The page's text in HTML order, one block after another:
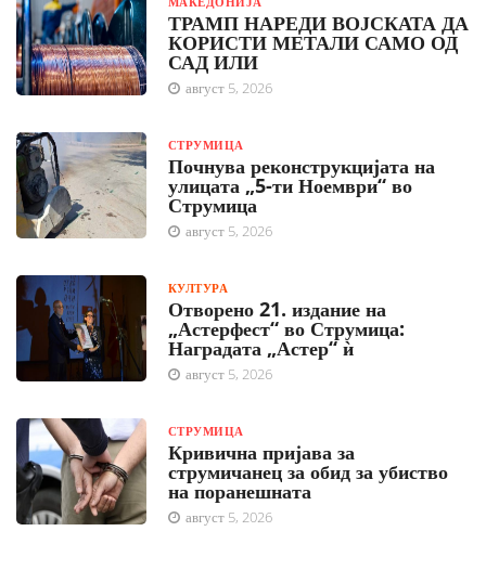
ТРАМП НАРЕДИ ВОЈСКАТА ДА
КОРИСТИ МЕТАЛИ САМО ОД
САД ИЛИ
август 5, 2026
СТРУМИЦА
Почнува реконструкцијата на
улицата „5-ти Ноември“ во
Струмица
август 5, 2026
КУЛТУРА
Отворено 21. издание на
„Астерфест“ во Струмица:
Наградата „Астер“ ѝ
август 5, 2026
СТРУМИЦА
Кривична пријава за
струмичанец за обид за убиство
на поранешната
август 5, 2026